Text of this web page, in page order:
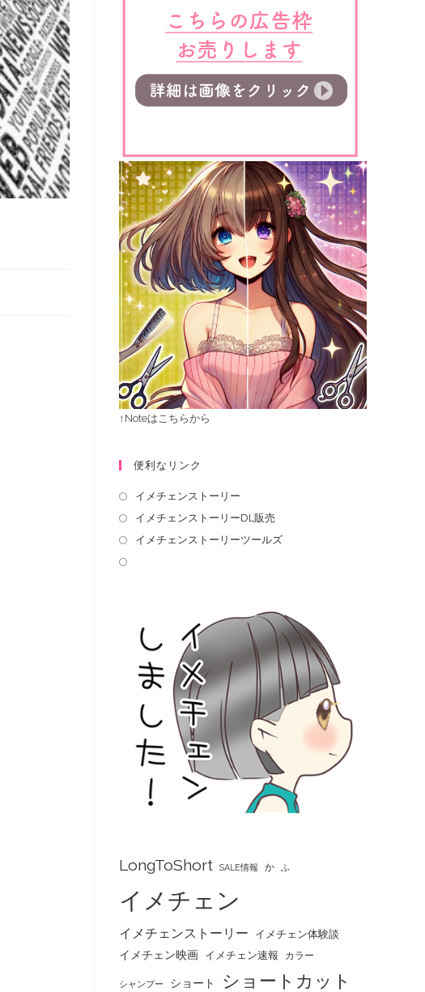
↑Noteはこちらから
便利なリンク
イメチェンストーリー
イメチェンストーリーDL販売
イメチェンストーリーツールズ
LongToShort SALE情報 か ふ
イメチェン
イメチェンストーリー イメチェン体験談
イメチェン映画 イメチェン速報 カラー
シャンプー ショート ショートカット